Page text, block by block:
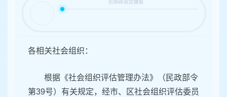
各相关社会组织：
根据《社会组织评估管理办法》（民政部令
第39号）有关规定，经市、区社会组织评估委员